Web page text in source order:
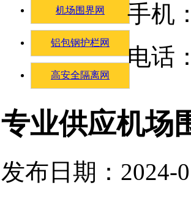
机场围界网
铝包钢护栏网
高安全隔离网
专业供应机场
发布日期：2024-
手机
电话